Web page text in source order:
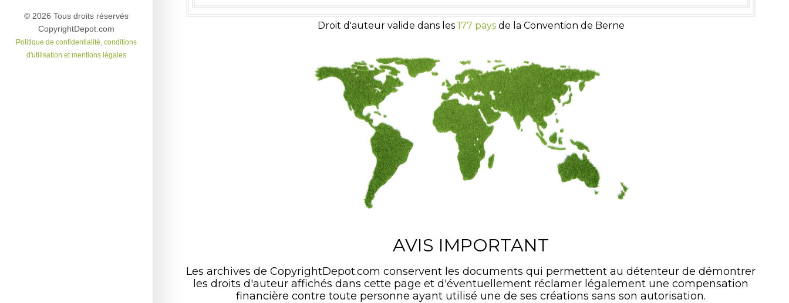
© 2026 Tous droits réservés
CopyrightDepot.com
Politique de confidentialité, conditions
d'utilisation et mentions légales
Droit d'auteur valide dans les 177 paysde la Convention de Berne
AVIS IMPORTANT
Les archives de CopyrightDepot.com conservent les documents qui permettent au détenteur de démontrer
les droits d'auteur affichés dans cette page et d'éventuellement réclamer légalement une compensation
financière contre toute personne ayant utilisé une de ses créations sans son autorisation.